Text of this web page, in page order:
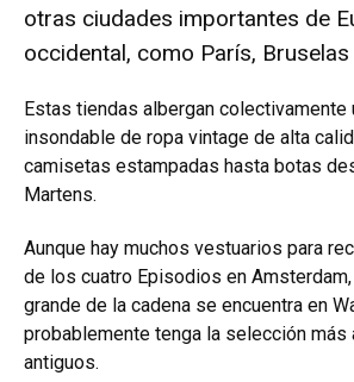
otras ciudades importantes de
occidental, como París, Bruselas
Estas tiendas albergan colectivamente
insondable de ropa vintage de alta
camisetas estampadas hasta botas
Martens.
Aunque hay muchos vestuarios para
de los cuatro Episodios en
grande de la cadena se encuentra en
probablemente tenga la selección más
antiguos.